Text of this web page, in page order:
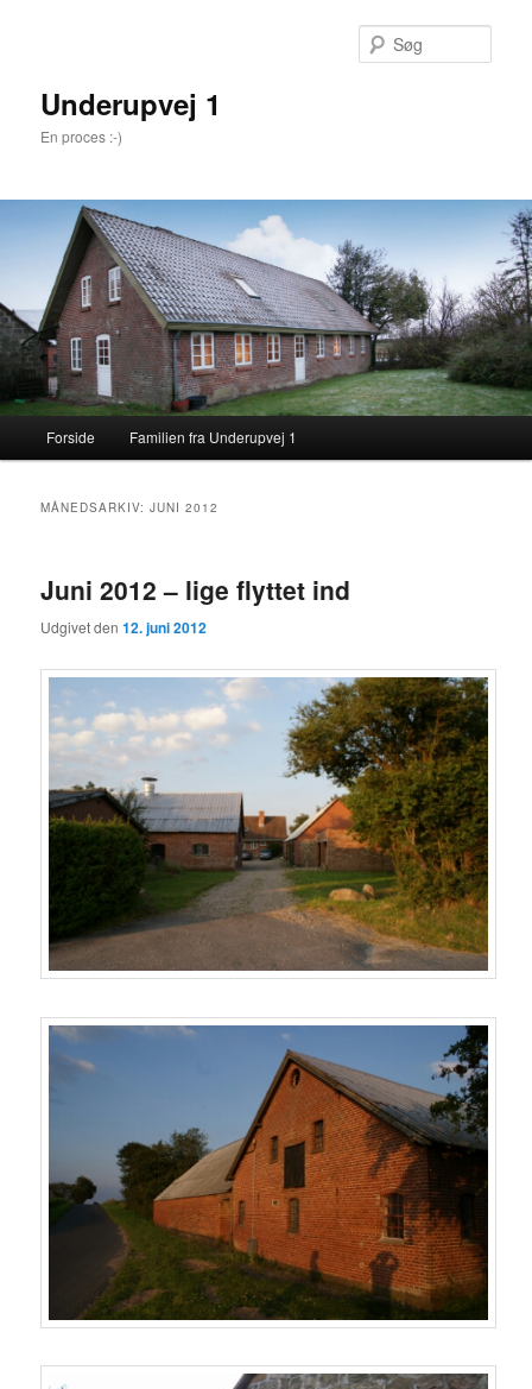
Underupvej 1
En proces :-)
Fortsæt til primære indhold
Fortsæt til sekundære indhold
Forside Familien fra Underupvej 1
MÅNEDSARKIV:JUNI 2012
Juni 2012 – lige flyttet ind
Udgivet den12. juni 2012